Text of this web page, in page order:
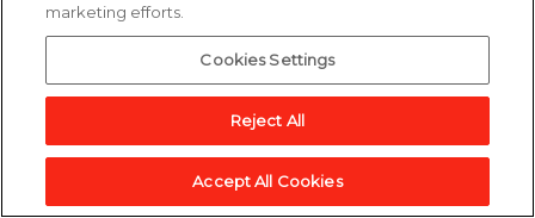
3,857點
加入兌換清單 加入兌換清單
marketing efforts.
Cookies Settings
Reject All
Accept All Cookies